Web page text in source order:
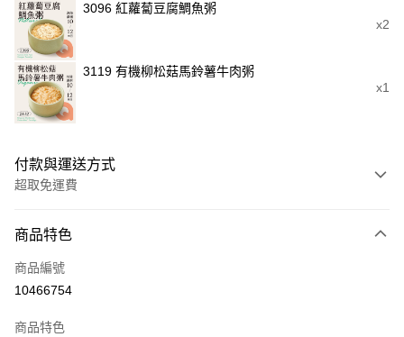
3096 紅蘿蔔豆腐鯛魚粥
x2
3119 有機柳松菇馬鈴薯牛肉粥
x1
付款與運送方式
超取免運費
信用卡一次付款
LINE Pay
商品特色
商品編號
10466754
商品特色